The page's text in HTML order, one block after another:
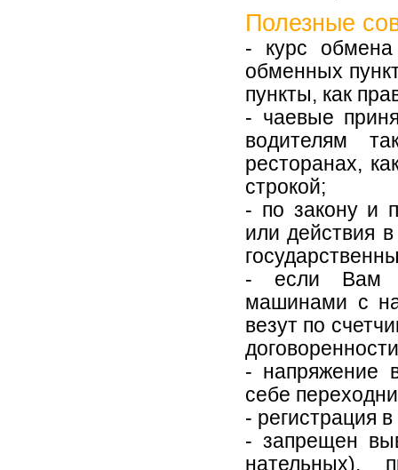
Полезные
- курс
обменных
пункты, как
- чаевые
водителям
ресторанах,
строкой;
- по закону и
или действия
- если Вам
машинами с
везут по
- напряжение
себе
- регистрация
- запрещен
нательных),